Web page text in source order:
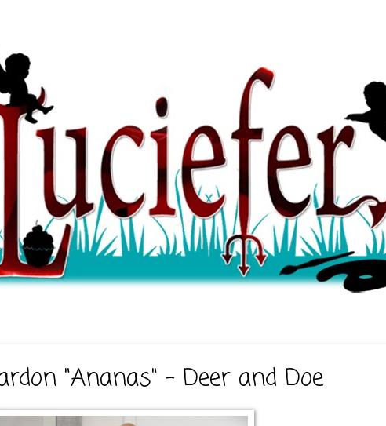
"Ananas" - Deer and Doe